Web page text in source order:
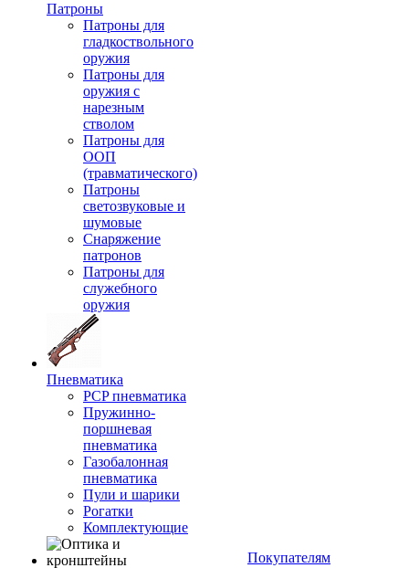
Патроны
Патроны для
гладкоствольного
оружия
Патроны для
оружия с
нарезным
стволом
Патроны для
ООП
(травматического)
Патроны
светозвуковые и
шумовые
Снаряжение
патронов
Патроны для
служебного
оружия
Пневматика
PCP пневматика
Пружинно-
поршневая
пневматика
Газобалонная
пневматика
Пули и шарики
Рогатки
Комплектующие
Покупателям